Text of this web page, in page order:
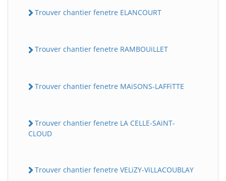
Trouver chantier fenetre ELANCOURT
Trouver chantier fenetre RAMBOUiLLET
Trouver chantier fenetre MAiSONS-LAFFiTTE
Trouver chantier fenetre LA CELLE-SAiNT-
CLOUD
Trouver chantier fenetre VELiZY-ViLLACOUBLAY